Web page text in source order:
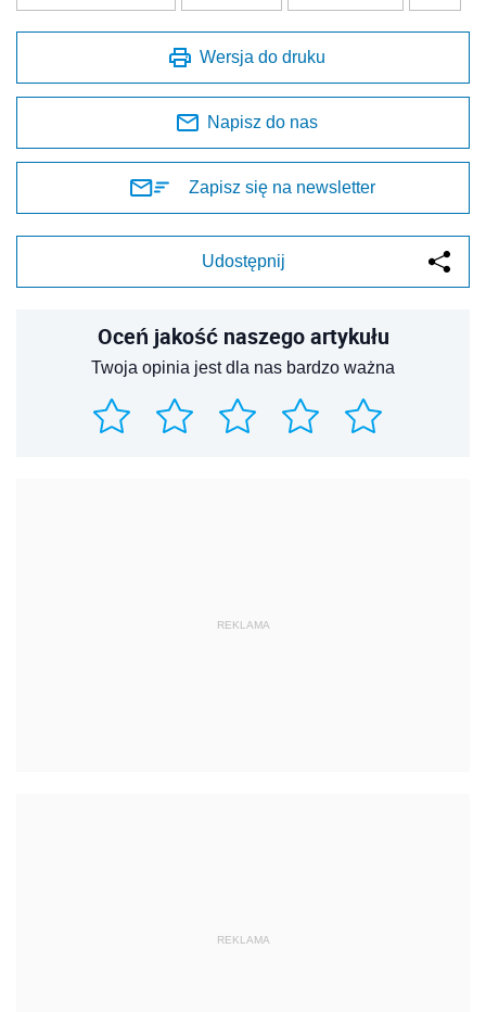
Wersja do druku
Napisz do nas
Zapisz się na newsletter
Udostępnij
Oceń jakość naszego artykułu
Twoja opinia jest dla nas bardzo ważna
REKLAMA
REKLAMA